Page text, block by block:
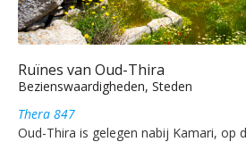
Ruïnes van Oud-Thira
Bezienswaardigheden, Steden
Thera 847
Oud-Thira is gelegen nabij Kamari, op